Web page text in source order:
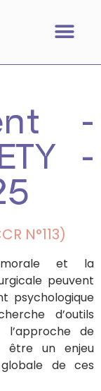
-
-
N°113)
et la
peuvent
psychologique
d’outils
de
être un enjeu
de ces